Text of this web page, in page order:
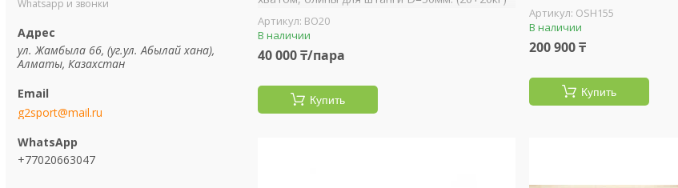
Whatsapp и звонки
ул. Жамбыла 66, (уг.ул. Абылай хана),
Алматы, Казахстан
g2sport@mail.ru
+77020663047
BO20
В наличии
40 000 ₸/пара
Купить
OSH155
В наличии
200 900 ₸
Купить